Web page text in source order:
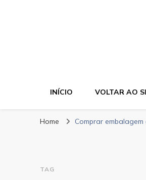
Bela Cor
INÍCIO VOLTAR AO
Home Comprar embalagem
TAG